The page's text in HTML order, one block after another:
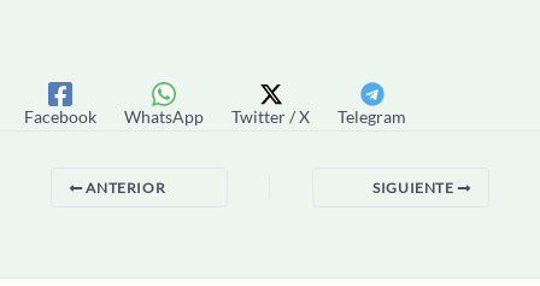
Facebook WhatsApp Twitter / X Telegram
ANTERIOR SIGUIENTE